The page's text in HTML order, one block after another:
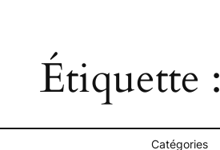
Étiquette :
Catégories